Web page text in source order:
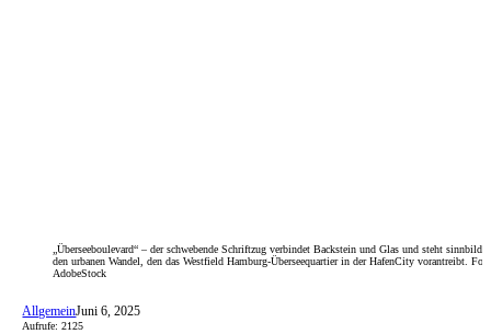
„Überseeboulevard“ – der schwebende Schriftzug verbindet Backstein und Glas und steht
den urbanen Wandel, den das Westfield Hamburg-Überseequartier in der HafenCity vorantreibt.
AdobeStock
AllgemeinJuni 6, 2025
Aufrufe: 2125